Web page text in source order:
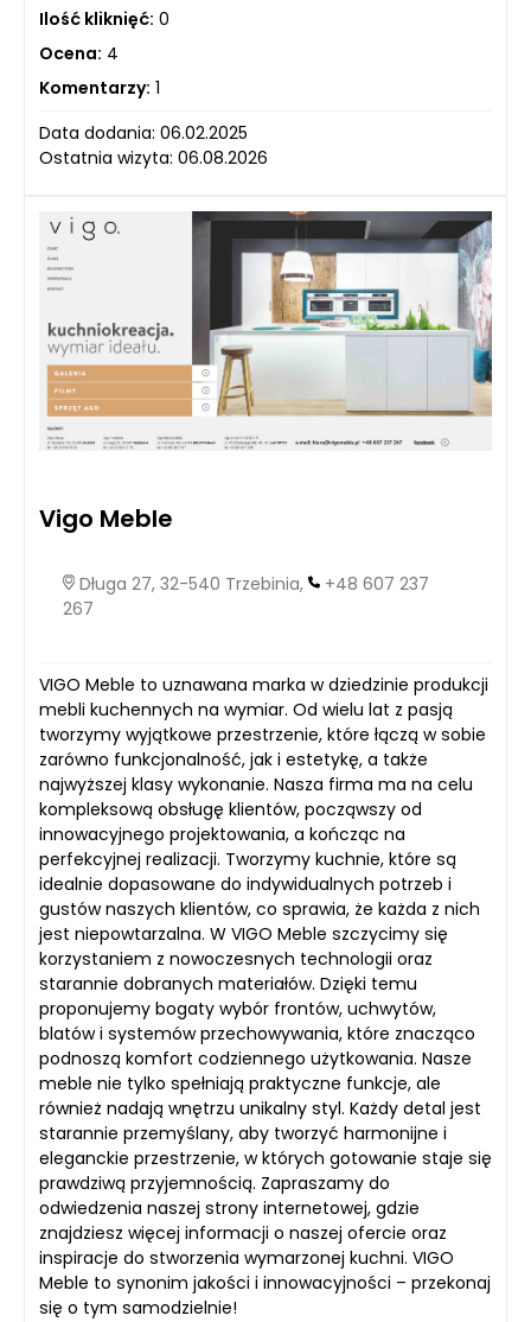
Ilość kliknięć: 0
Ocena: 4
Komentarzy: 1
Data dodania: 06.02.2025
Ostatnia wizyta: 06.08.2026
Vigo Meble
Długa 27, 32-540 Trzebinia,
+48 607 237
267
VIGO Meble to uznawana marka w dziedzinie produkcji
mebli kuchennych na wymiar. Od wielu lat z pasją
tworzymy wyjątkowe przestrzenie, które łączą w sobie
zarówno funkcjonalność, jak i estetykę, a także
najwyższej klasy wykonanie. Nasza firma ma na celu
kompleksową obsługę klientów, począwszy od
innowacyjnego projektowania, a kończąc na
perfekcyjnej realizacji. Tworzymy kuchnie, które są
idealnie dopasowane do indywidualnych potrzeb i
gustów naszych klientów, co sprawia, że każda z nich
jest niepowtarzalna. W VIGO Meble szczycimy się
korzystaniem z nowoczesnych technologii oraz
starannie dobranych materiałów. Dzięki temu
proponujemy bogaty wybór frontów, uchwytów,
blatów i systemów przechowywania, które znacząco
podnoszą komfort codziennego użytkowania. Nasze
meble nie tylko spełniają praktyczne funkcje, ale
również nadają wnętrzu unikalny styl. Każdy detal jest
starannie przemyślany, aby tworzyć harmonijne i
eleganckie przestrzenie, w których gotowanie staje się
prawdziwą przyjemnością. Zapraszamy do
odwiedzenia naszej strony internetowej, gdzie
znajdziesz więcej informacji o naszej ofercie oraz
inspiracje do stworzenia wymarzonej kuchni. VIGO
Meble to synonim jakości i innowacyjności – przekonaj
się o tym samodzielnie!